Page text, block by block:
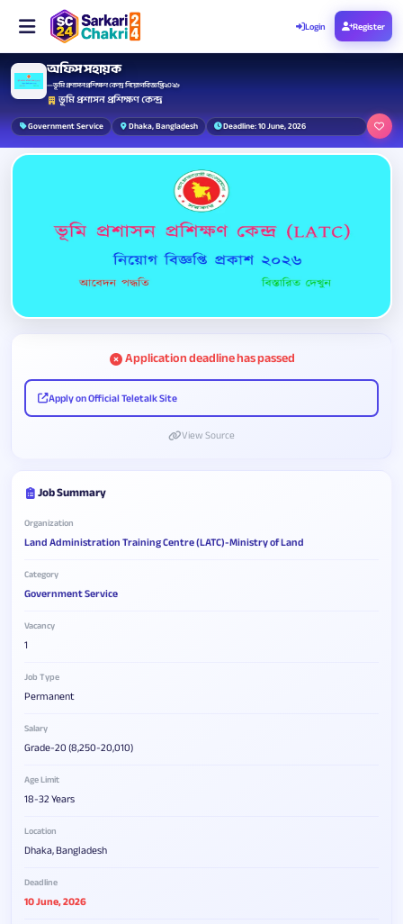
Login Register
অফিস সহায়ক
— ভূমি প্রশাসন প্রশিক্ষণ কেন্দ্র নিয়োগ বিজ্ঞপ্তি ২০২৬
ভূমি প্রশাসন প্রশিক্ষণ কেন্দ্র
Government Service Dhaka, Bangladesh Deadline: 10 June, 2026
Application deadline has passed
Apply on Official Teletalk Site
View Source
Job Summary
Organization
Land Administration Training Centre (LATC)-Ministry of Land
Category
Government Service
Vacancy
1
Job Type
Permanent
Salary
Grade-20 (8,250-20,010)
Age Limit
18-32 Years
Location
Dhaka, Bangladesh
Deadline
10 June, 2026